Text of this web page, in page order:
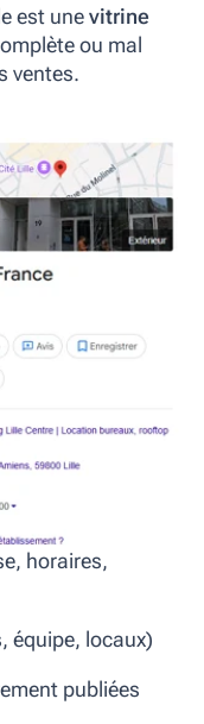
est unevitrine
ou mal
ventes.
horaires,
équipe, locaux)
publiées